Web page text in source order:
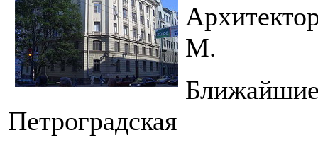
М.
Петроградская